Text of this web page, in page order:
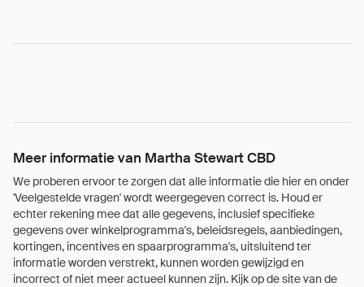
Meer informatie van Martha Stewart CBD
We proberen ervoor te zorgen dat alle informatie die hier en onder
'Veelgestelde vragen' wordt weergegeven correct is. Houd er
echter rekening mee dat alle gegevens, inclusief specifieke
gegevens over winkelprogramma's, beleidsregels, aanbiedingen,
kortingen, incentives en spaarprogramma's, uitsluitend ter
informatie worden verstrekt, kunnen worden gewijzigd en
incorrect of niet meer actueel kunnen zijn. Kijk op de site van de